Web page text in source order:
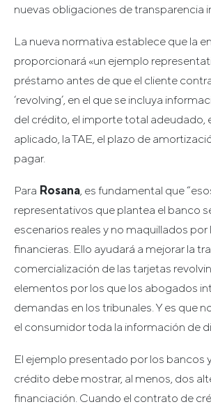
nuevas obligaciones de transparencia
La nueva normativa establece que la
proporcionará «un ejemplo
préstamo antes de que el cliente
‘revolving’, en el que se incluya
del crédito, el importe total adeudado,
aplicado, la TAE, el plazo de
pagar.
Para Rosana , es fundamental que
representativos que plantea el banco
escenarios reales y no maquillados
financieras. Ello ayudará a mejorar la
comercialización de las tarjetas
elementos por los que los abogados
demandas en los tribunales. Y es que
el consumidor toda la información de
El ejemplo presentado por los bancos
crédito debe mostrar, al menos, dos
financiación. Cuando el contrato de